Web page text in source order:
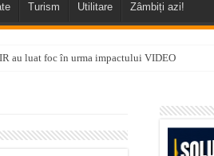
Turism Utilitare Zâmbiți azi!
au luat foc în urma impactului VIDEO
de 6 august 2026